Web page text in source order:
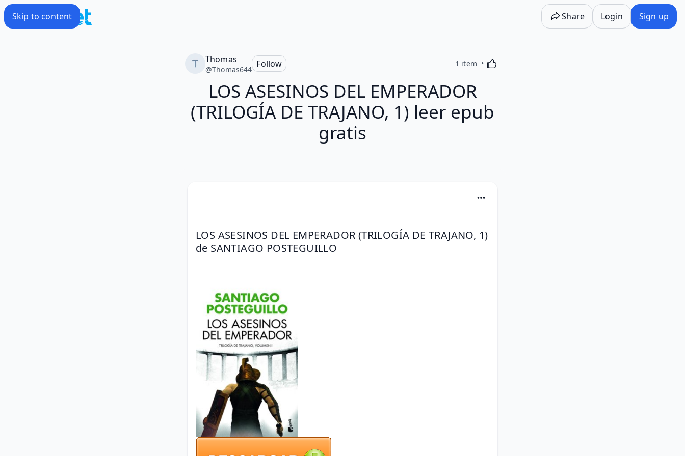
Skip to content Share Login Sign up
Thomas
@Thomas644
Follow 1 item Activating this element will cause content on the
LOS ASESINOS DEL EMPERADOR
(TRILOGÍA DE TRAJANO, 1) leer epub
gratis
LOS ASESINOS DEL EMPERADOR (TRILOGÍA DE TRAJANO, 1)
de SANTIAGO POSTEGUILLO